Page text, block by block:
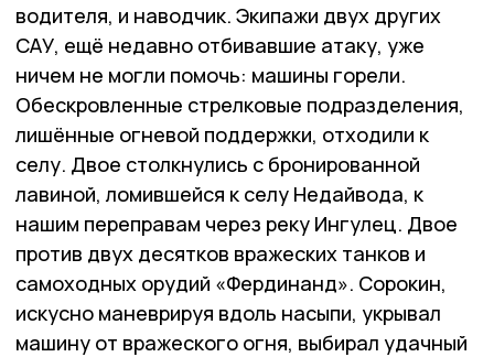
водителя, и наводчик. Экипажи двух других
САУ, ещё недавно отбивавшие атаку, уже
ничем не могли помочь: машины горели.
Обескровленные стрелковые подразделения,
лишённые огневой поддержки, отходили к
селу. Двое столкнулись с бронированной
лавиной, ломившейся к селу Недайвода, к
нашим переправам через реку Ингулец. Двое
против двух десятков вражеских танков и
самоходных орудий «Фердинанд». Сорокин,
искусно маневрируя вдоль насыпи, укрывал
машину от вражеского огня, выбирал удачный